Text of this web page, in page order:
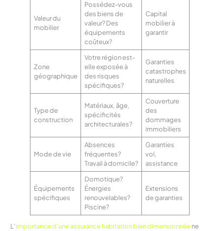
Valeur du
mobilier
Possédez-vous
des biens de
valeur? Des
équipements
coûteux?
Capital
mobilier à
garantir
Zone
géographique
Votre région est-
elle exposée à
des risques
spécifiques?
Garanties
catastrophes
naturelles
Type de
construction
Matériaux, âge,
spécificités
architecturales?
Couverture
des
dommages
immobiliers
Mode de vie
Absences
fréquentes?
Travail à domicile?
Garanties
vol,
assistance
Équipements
spécifiques
Domotique?
Énergies
renouvelables?
Piscine?
Extensions
de garanties
L’importance d’une assurance habitation bien dimensionnéene